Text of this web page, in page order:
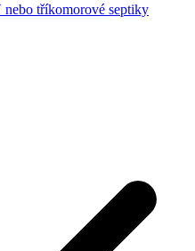
nebo tříkomorové septiky